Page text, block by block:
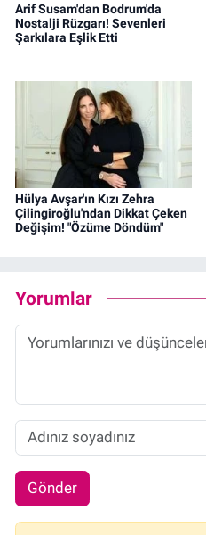
Arif Susam'dan Bodrum'da
Nostalji Rüzgarı! Sevenleri
Şarkılara Eşlik Etti
Hülya Avşar'ın Kızı Zehra
Çilingiroğlu'ndan Dikkat Çeken
Değişim! "Özüme Döndüm"
Yorumlar
Gönder